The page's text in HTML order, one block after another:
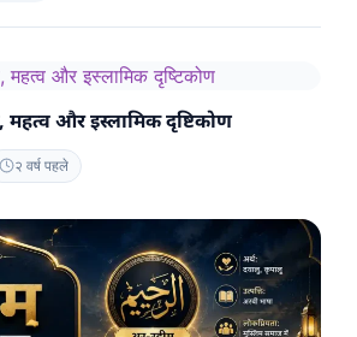
महत्व और इस्लामिक दृष्टिकोण
२ वर्ष पहले